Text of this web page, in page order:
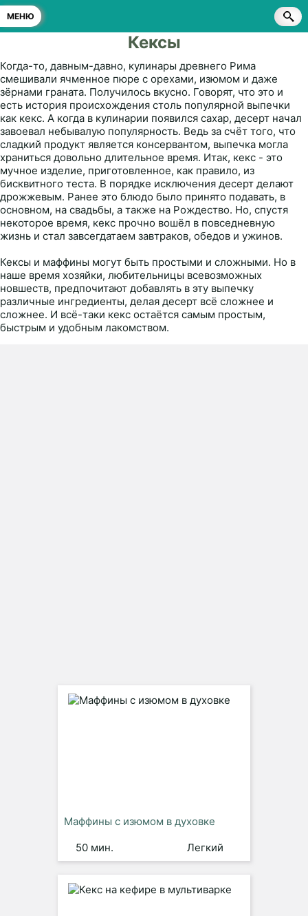
МЕНЮ
Кексы
Когда-то, давным-давно, кулинары древнего Рима
смешивали ячменное пюре с орехами, изюмом и даже
зёрнами граната. Получилось вкусно. Говорят, что это и
есть история происхождения столь популярной выпечки
как кекс. А когда в кулинарии появился сахар, десерт начал
завоевал небывалую популярность. Ведь за счёт того, что
сладкий продукт является консервантом, выпечка могла
храниться довольно длительное время. Итак, кекс - это
мучное изделие, приготовленное, как правило, из
бисквитного теста. В порядке исключения десерт делают
дрожжевым. Ранее это блюдо было принято подавать, в
основном, на свадьбы, а также на Рождество. Но, спустя
некоторое время, кекс прочно вошёл в повседневную
жизнь и стал завсегдатаем завтраков, обедов и ужинов.
Кексы и маффины могут быть простыми и сложными. Но в
наше время хозяйки, любительницы всевозможных
новшеств, предпочитают добавлять в эту выпечку
различные ингредиенты, делая десерт всё сложнее и
сложнее. И всё-таки кекс остаётся самым простым,
быстрым и удобным лакомством.
Маффины с изюмом в духовке
50 мин.
Легкий